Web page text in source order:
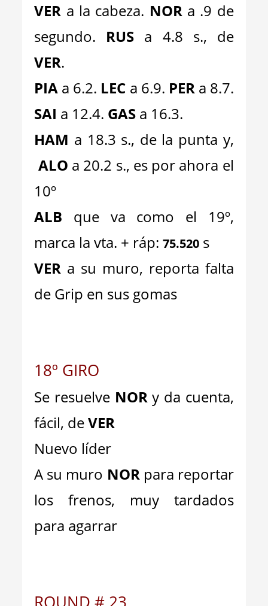
VER a la cabeza. NORa .9 de
segundo. RUS a 4.8 s., de
VER.
PIA a 6.2. LEC a 6.9. PERa 8.7.
SAI a 12.4. GAS a 16.3.
HAM a 18.3 s., de la punta y,
ALO a 20.2 s., es por ahora el
10º
ALB que va como el 19º,
marca la vta. + ráp:75.520 s
VER a su muro, reporta falta
de Grip en sus gomas
18º GIRO
Se resuelve NORy da cuenta,
fácil, deVER
Nuevo líder
A su muro NORpara reportar
los frenos, muy tardados
para agarrar